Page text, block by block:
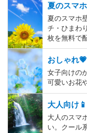
夏のスマ
夏のスマホ
チ・ひまわ
枚を無料で
おしゃれ
女子向けの
可愛いお花
大人向け
大人のスマ
い。クール